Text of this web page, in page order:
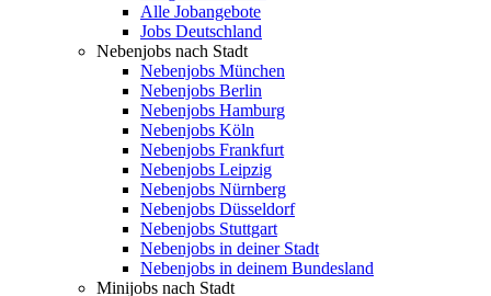
Alle Jobangebote
Jobs Deutschland
Nebenjobs nach Stadt
Nebenjobs München
Nebenjobs Berlin
Nebenjobs Hamburg
Nebenjobs Köln
Nebenjobs Frankfurt
Nebenjobs Leipzig
Nebenjobs Nürnberg
Nebenjobs Düsseldorf
Nebenjobs Stuttgart
Nebenjobs in deiner Stadt
Nebenjobs in deinem Bundesland
Minijobs nach Stadt